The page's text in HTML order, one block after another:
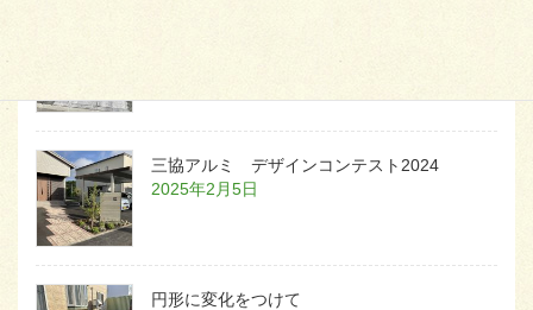
三協アルミ デザインコンテスト2024
2025年2月5日
円形に変化をつけて